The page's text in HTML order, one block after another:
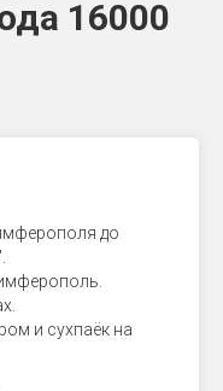
16000
до
и сухпаёк на